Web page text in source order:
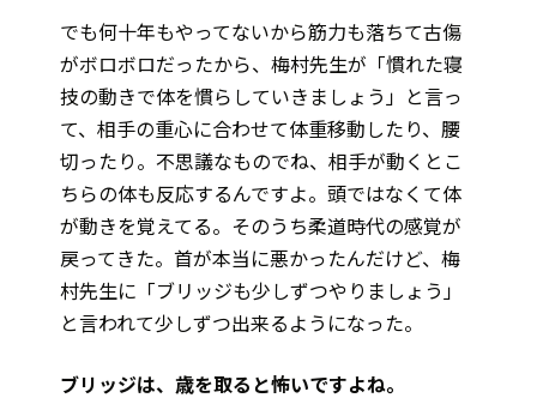
でも何十年もやってないから筋力も落ちて古傷
がボロボロだったから、梅村先生が「慣れた寝
技の動きで体を慣らしていきましょう」と言っ
て、相手の重心に合わせて体重移動したり、腰
切ったり。不思議なものでね、相手が動くとこ
ちらの体も反応するんですよ。頭ではなくて体
が動きを覚えてる。そのうち柔道時代の感覚が
戻ってきた。首が本当に悪かったんだけど、梅
村先生に「ブリッジも少しずつやりましょう」
と言われて少しずつ出来るようになった。
――ブリッジは、歳を取ると怖いですよね。